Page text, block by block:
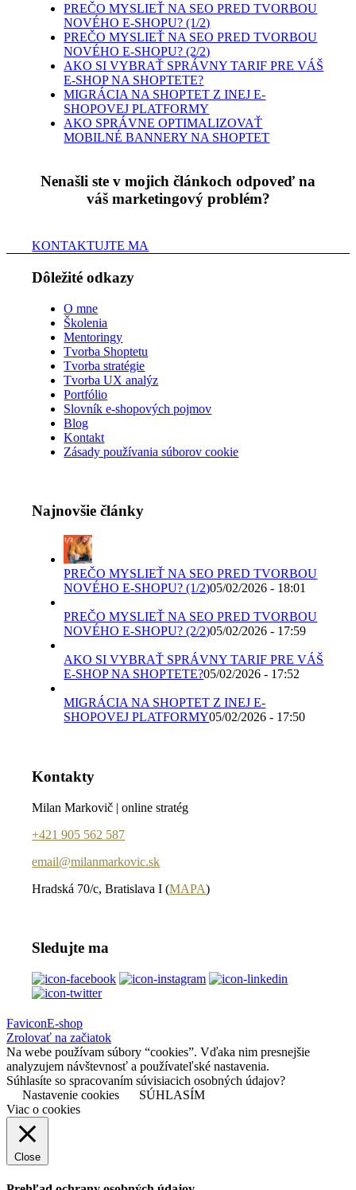
PREČO MYSLIEŤ NA SEO PRED TVORBOU
NOVÉHO E-SHOPU? (1/2)
PREČO MYSLIEŤ NA SEO PRED TVORBOU
NOVÉHO E-SHOPU? (2/2)
AKO SI VYBRAŤ SPRÁVNY TARIF PRE VÁŠ
E-SHOP NA SHOPTETE?
MIGRÁCIA NA SHOPTET Z INEJ E-
SHOPOVEJ PLATFORMY
AKO SPRÁVNE OPTIMALIZOVAŤ
MOBILNÉ BANNERY NA SHOPTET
Nenašli ste v mojich článkoch odpoveď na
váš marketingový problém?
KONTAKTUJTE MA
Dôležité odkazy
O mne
Školenia
Mentoringy
Tvorba Shoptetu
Tvorba stratégie
Tvorba UX analýz
Portfólio
Slovník e-shopových pojmov
Blog
Kontakt
Zásady používania súborov cookie
Najnovšie články
PREČO MYSLIEŤ NA SEO PRED TVORBOU
NOVÉHO E-SHOPU? (1/2)05/02/2026 - 18:01
PREČO MYSLIEŤ NA SEO PRED TVORBOU
NOVÉHO E-SHOPU? (2/2)05/02/2026 - 17:59
AKO SI VYBRAŤ SPRÁVNY TARIF PRE VÁŠ
E-SHOP NA SHOPTETE?05/02/2026 - 17:52
MIGRÁCIA NA SHOPTET Z INEJ E-
SHOPOVEJ PLATFORMY05/02/2026 - 17:50
Kontakty
Milan Markovič | online stratég
+421 905 562 587
email@milanmarkovic.sk
Hradská 70/c, Bratislava I (MAPA)
Sledujte ma
FaviconE-shop
Zrolovať na začiatok
Na webe používam súbory “cookies”. Vďaka nim presnejšie
analyzujem návštevnosť a používateľské nastavenia.
Súhlasíte so spracovaním súvisiacich osobných údajov?
Nastavenie cookies
SÚHLASÍM
Viac o cookies
Close